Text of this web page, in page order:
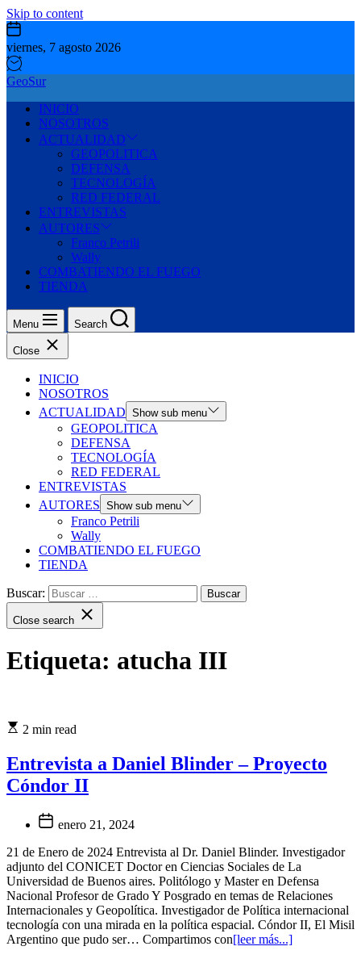
Skip to content
viernes, 7 agosto 2026
GeoSur
INICIO
NOSOTROS
ACTUALIDAD
GEOPOLITICA
DEFENSA
TECNOLOGÍA
RED FEDERAL
ENTREVISTAS
AUTORES
Franco Petrili
Wally
COMBATIENDO EL FUEGO
TIENDA
Menu Search
Close
INICIO
NOSOTROS
ACTUALIDAD Show sub menu
GEOPOLITICA
DEFENSA
TECNOLOGÍA
RED FEDERAL
ENTREVISTAS
AUTORES Show sub menu
Franco Petrili
Wally
COMBATIENDO EL FUEGO
TIENDA
Buscar:
Close search
Etiqueta: atucha III
2 min read
Entrevista a Daniel Blinder – Proyecto
Cóndor II
enero 21, 2024
21 de Enero de 2024 Entrevista al Dr. Daniel Blinder. Investigador
adjunto del CONICET Doctor en Ciencias Sociales de La
Universidad de Buenos aires. Politólogo y Master en Defensa
Nacional Profesor de Grado Y Posgrado en temas de Relaciones
Internacionales y Geopolítica. Investigador de Política internacional
tecnología con una mirada en la política espacial. Cóndor II, El Misil
Argentino que pudo ser… Compartimos con[leer más...]